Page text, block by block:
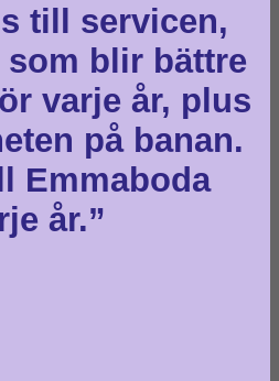
till servicen,
blir bättre
varje år, plus
på banan.
Emmaboda
år.”